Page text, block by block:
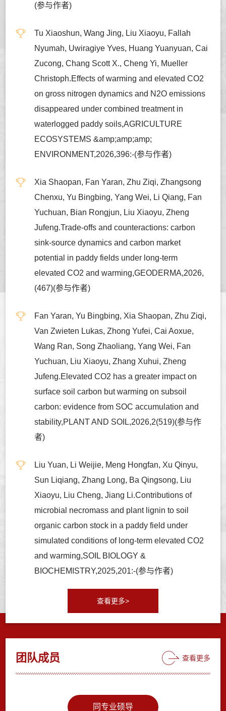
(参与作者)
Tu Xiaoshun, Wang Jing, Liu Xiaoyu, Fallah
Nyumah, Uwiragiye Yves, Huang Yuanyuan, Cai
Zucong, Chang Scott X., Cheng Yi, Mueller
Christoph.Effects of warming and elevated CO2
on gross nitrogen dynamics and N2O emissions
disappeared under combined treatment in
waterlogged paddy soils,AGRICULTURE
ECOSYSTEMS &amp;amp;amp;
ENVIRONMENT,2026,396:-(参与作者)
Xia Shaopan, Fan Yaran, Zhu Ziqi, Zhangsong
Chenxu, Yu Bingbing, Yang Wei, Li Qiang, Fan
Yuchuan, Bian Rongjun, Liu Xiaoyu, Zheng
Jufeng.Trade-offs and counteractions: carbon
sink-source dynamics and carbon market
potential in paddy fields under long-term
elevated CO2 and warming,GEODERMA,2026,
(467)(参与作者)
Fan Yaran, Yu Bingbing, Xia Shaopan, Zhu Ziqi,
Van Zwieten Lukas, Zhong Yufei, Cai Aoxue,
Wang Ran, Song Zhaoliang, Yang Wei, Fan
Yuchuan, Liu Xiaoyu, Zhang Xuhui, Zheng
Jufeng.Elevated CO2 has a greater impact on
surface soil carbon but warming on subsoil
carbon: evidence from SOC accumulation and
stability,PLANT AND SOIL,2026,2(519)(参与作
者)
Liu Yuan, Li Weijie, Meng Hongfan, Xu Qinyu,
Sun Liqiang, Zhang Long, Ba Qingsong, Liu
Xiaoyu, Liu Cheng, Jiang Li.Contributions of
microbial necromass and plant lignin to soil
organic carbon stock in a paddy field under
simulated conditions of long-term elevated CO2
and warming,SOIL BIOLOGY &
BIOCHEMISTRY,2025,201:-(参与作者)
查看更多>
团队成员 查看更多
同专业硕导